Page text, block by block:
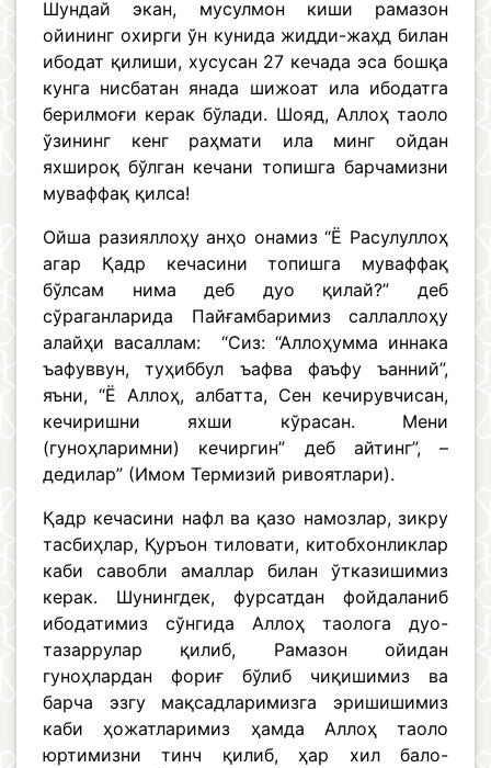
Шундай экан, мусулмон киши рамазон
ойининг охирги ўн кунида жидди-жаҳд билан
ибодат қилиши, хусусан 27 кечада эса бошқа
кунга нисбатан янада шижоат ила ибодатга
берилмоғи керак бўлади. Шояд, Аллоҳ таоло
ўзининг кенг раҳмати ила минг ойдан
яхшироқ бўлган кечани топишга барчамизни
муваффақ қилса!
Ойша разияллоҳу анҳо онамиз “Ё Расулуллоҳ
агар Қадр кечасини топишга муваффақ
бўлсам нима деб дуо қилай?” деб
сўраганларида Пайғамбаримиз саллаллоҳу
алайҳи васаллам: “Сиз: “Аллоҳумма иннака
ъафуввун, туҳиббул ъафва фаъфу ъанний”,
яъни, “Ё Аллоҳ, албатта, Сен кечирувчисан,
кечиришни яхши кўрасан. Мени
(гуноҳларимни) кечиргин” деб айтинг”, –
дедилар” (Имом Термизий ривоятлари).
Қадр кечасини нафл ва қазо намозлар, зикру
тасбиҳлар, Қуръон тиловати, китобхонликлар
каби савобли амаллар билан ўтказишимиз
керак. Шунингдек, фурсатдан фойдаланиб
ибодатимиз сўнгида Аллоҳ таолога дуо-
тазаррулар қилиб, Рамазон ойидан
гуноҳлардан фориғ бўлиб чиқишимиз ва
барча эзгу мақсадларимизга эришишимиз
каби ҳожатларимиз ҳамда Аллоҳ таоло
юртимизни тинч қилиб, ҳар хил бало-